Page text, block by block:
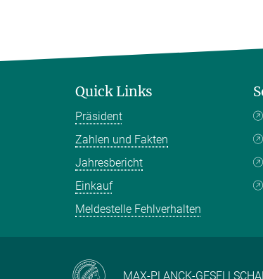
Quick Links
Präsident
Zahlen und Fakten
Jahresbericht
Einkauf
Meldestelle Fehlverhalten
MAX-PLANCK-